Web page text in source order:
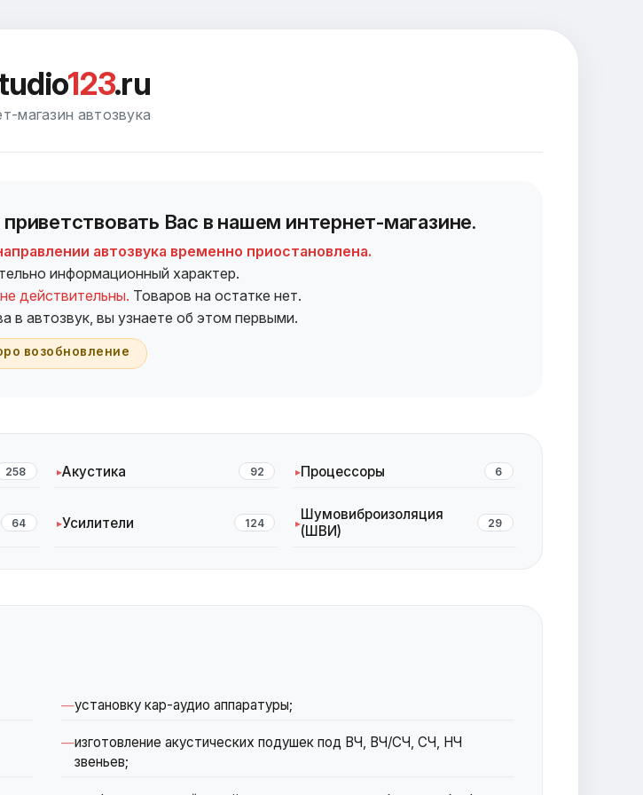
123.ru
магазин автозвука
Вас в нашем интернет-магазине.
автозвука временно приостановлена.
информационный характер.
действительны. Товаров на остатке нет.
в автозвук, вы узнаете об этом первыми.
возобновление
258 Акустика 92 Процессоры 6
64 Усилители 124
Шумовиброизоляция
(ШВИ)
29
установку кар-аудио аппаратуры;
изготовление акустических подушек под ВЧ, ВЧ/СЧ, СЧ, НЧ
звеньев;